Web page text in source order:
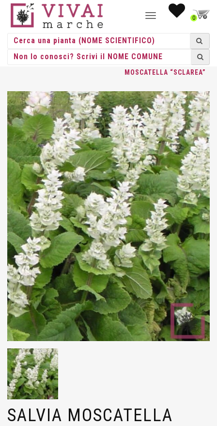
NAVIGAZIONE0
HOME / AROMATICHE/AROMATICHE VASO/ SALVIA / SALVIA
MOSCATELLA “SCLAREA”
SALVIA MOSCATELLA